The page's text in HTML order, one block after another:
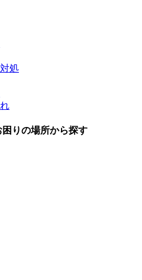
処
困りの場所から探す